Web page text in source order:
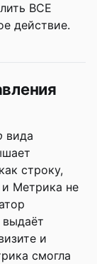
ВСЕ
действие.
вида
строку,
и Метрика не
и
смогла